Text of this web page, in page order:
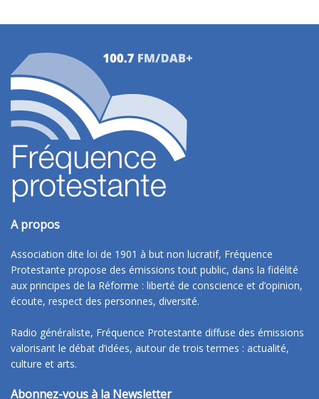
A propos
Association dite loi de 1901 à but non lucratif, Fréquence
Protestante propose des émissions tout public, dans la fidélité
aux principes de la Réforme : liberté de conscience et d’opinion,
écoute, respect des personnes, diversité.
Radio généraliste, Fréquence Protestante diffuse des émissions
valorisant le débat d’idées, autour de trois termes : actualité,
culture et arts.
Abonnez-vous à la Newsletter